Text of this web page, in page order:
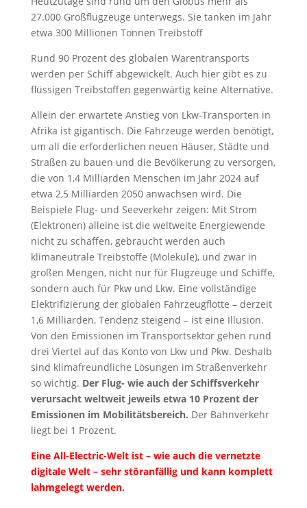
27.000 Großflugzeuge unterwegs. Sie tanken im Jahr
etwa 300 Millionen Tonnen Treibstoff
Rund 90 Prozent des globalen Warentransports
werden per Schiff abgewickelt. Auch hier gibt es zu
flüssigen Treibstoffen gegenwärtig keine Alternative.
Allein der erwartete Anstieg von Lkw-Transporten in
Afrika ist gigantisch. Die Fahrzeuge werden benötigt,
um all die erforderlichen neuen Häuser, Städte und
Straßen zu bauen und die Bevölkerung zu versorgen,
die von 1,4 Milliarden Menschen im Jahr 2024 auf
etwa 2,5 Milliarden 2050 anwachsen wird. Die
Beispiele Flug- und Seeverkehr zeigen: Mit Strom
(Elektronen) alleine ist die weltweite Energiewende
nicht zu schaffen, gebraucht werden auch
klimaneutrale Treibstoffe (Moleküle), und zwar in
großen Mengen, nicht nur für Flugzeuge und Schiffe,
sondern auch für Pkw und Lkw. Eine vollständige
Elektrifizierung der globalen Fahrzeugflotte – derzeit
1,6 Milliarden, Tendenz steigend – ist eine Illusion.
Von den Emissionen im Transportsektor gehen rund
drei Viertel auf das Konto von Lkw und Pkw. Deshalb
sind klimafreundliche Lösungen im Straßenverkehr
so wichtig. Der Flug- wie auch der Schiffsverkehr
verursacht weltweit jeweils etwa 10 Prozent der
Emissionen im Mobilitätsbereich. Der Bahnverkehr
liegt bei 1 Prozent.
Eine All-Electric-Welt ist – wie auch die vernetzte
digitale Welt – sehr störanfällig und kann komplett
lahmgelegt werden.